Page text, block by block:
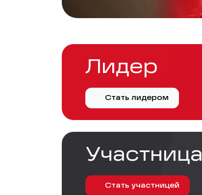
Лидер
Стать лидером
Участница
Стать участницей